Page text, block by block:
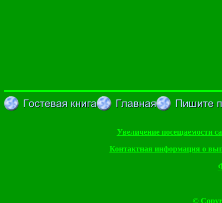
Увеличение посещаемости
Контактная информация о
©